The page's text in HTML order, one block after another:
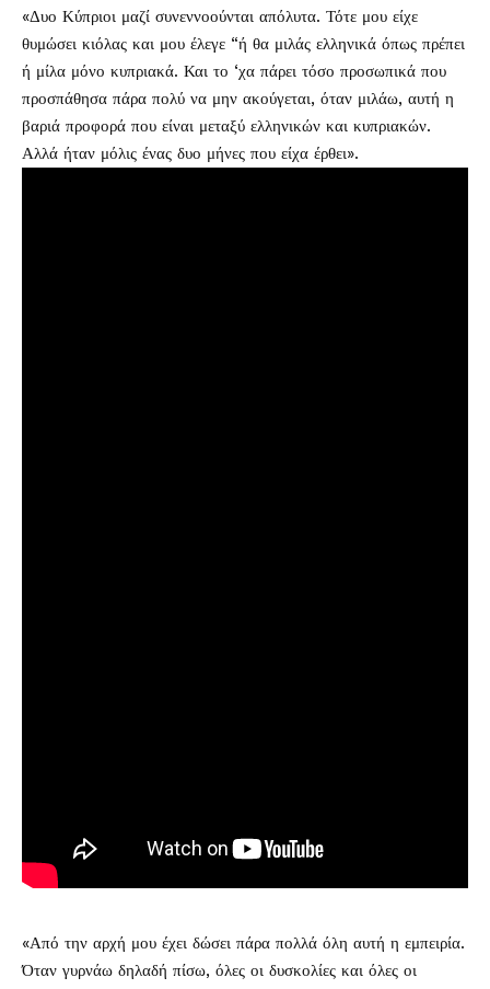
«Δυο Κύπριοι μαζί συνεννοούνται απόλυτα. Τότε μου είχε
θυμώσει κιόλας και μου έλεγε “ή θα μιλάς ελληνικά όπως πρέπει
ή μίλα μόνο κυπριακά. Και το ‘χα πάρει τόσο προσωπικά που
προσπάθησα πάρα πολύ να μην ακούγεται, όταν μιλάω, αυτή η
βαριά προφορά που είναι μεταξύ ελληνικών και κυπριακών.
Αλλά ήταν μόλις ένας δυο μήνες που είχα έρθει».
«Από την αρχή μου έχει δώσει πάρα πολλά όλη αυτή η εμπειρία.
Όταν γυρνάω δηλαδή πίσω, όλες οι δυσκολίες και όλες οι